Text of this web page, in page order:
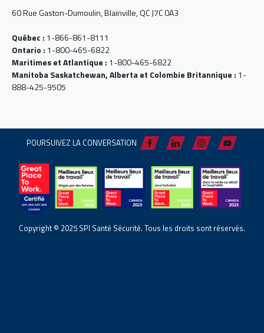
60 Rue Gaston-Dumoulin, Blainville, QC J7C 0A3
Québec : 1-866-861-8111
Ontario : 1-800-465-6822
Maritimes et Atlantique : 1-800-465-6822
Manitoba Saskatchewan, Alberta et Colombie Britannique : 1-
888-425-9505
POURSUIVEZ LA CONVERSATION
Copyright © 2025 SPI Santé Sécurité. Tous les droits sont réservés.